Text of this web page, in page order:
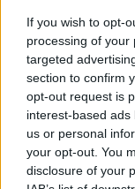
If you wish to opt-
processing of your
targeted
section to confirm
opt-out request is
interest-based
us or personal
your opt-out. You
disclosure of your
mintegy
(„népét”), így
Ahogy a
érzékelhető,
húgnál)
egyértelműen
jelenet). Az
főszereplőnőt